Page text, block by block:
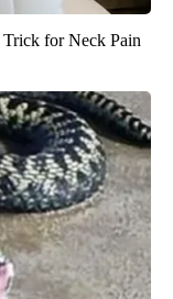
for Neck Pain